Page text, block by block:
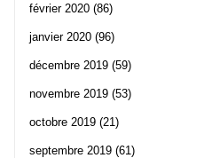
février 2020 (86)
janvier 2020 (96)
décembre 2019 (59)
novembre 2019 (53)
octobre 2019 (21)
septembre 2019 (61)